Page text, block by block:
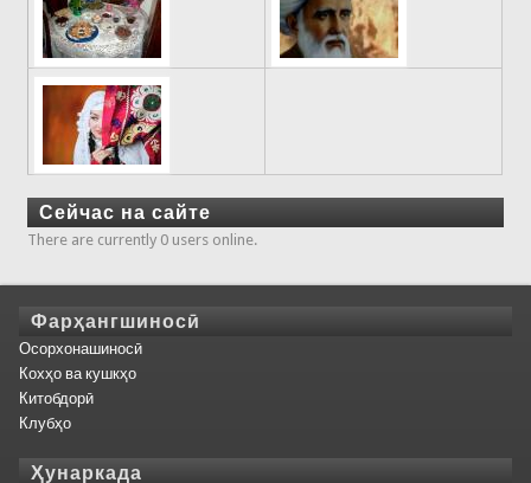
Сейчас на сайте
There are currently 0 users online.
Фарҳангшиносӣ
Осорхонашиносӣ
Кохҳо ва кушкҳо
Китобдорӣ
Клубҳо
Ҳунаркада